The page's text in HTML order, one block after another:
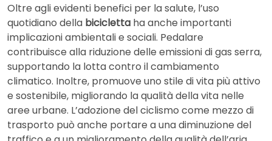
Oltre agli evidenti benefici per la salute, l’uso
quotidiano della bicicletta ha anche importanti
implicazioni ambientali e sociali. Pedalare
contribuisce alla riduzione delle emissioni di gas serra,
supportando la lotta contro il cambiamento
climatico. Inoltre, promuove uno stile di vita più attivo
e sostenibile, migliorando la qualità della vita nelle
aree urbane. L’adozione del ciclismo come mezzo di
trasporto può anche portare a una diminuzione del